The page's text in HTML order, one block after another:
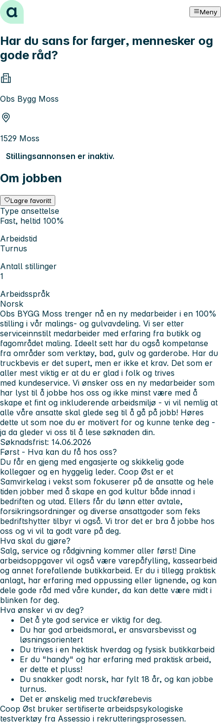
Hopp til innhold Meny
Har du sans for farger, mennesker og
gode råd?
Obs Bygg Moss
1529 Moss
Stillingsannonsen er inaktiv.
Om jobben
Lagre favoritt
Type ansettelse
Fast, heltid 100%
Arbeidstid
Turnus
Antall stillinger
1
Arbeidsspråk
Norsk
Obs BYGG Moss trenger nå en ny medarbeider i en 100%
stilling i vår malings- og gulvavdeling. Vi ser etter
serviceinnstilt medarbeider med erfaring fra butikk og
fagområdet maling. Ideelt sett har du også kompetanse
fra områder som verktøy, bad, gulv og garderobe. Har du
truckbevis er det supert, men er ikke et krav. Det som er
aller mest viktig er at du er glad i folk og trives
med kundeservice. Vi ønsker oss en ny medarbeider som
har lyst til å jobbe hos oss og ikke minst være med å
skape et fint og inkluderende arbeidsmiljø - vi vil nemlig at
alle våre ansatte skal glede seg til å gå på jobb! Høres
dette ut som noe du er motivert for og kunne tenke deg -
ja da gleder vi oss til å lese søknaden din.
Søknadsfrist: 14.06.2026
Først - Hva kan du få hos oss?
Du får en gjeng med engasjerte og skikkelig gode
kollegaer og en hyggelig leder. Coop Øst er et
Samvirkelag i vekst som fokuserer på de ansatte og hele
tiden jobber med å skape en god kultur både innad i
bedriften og utad. Ellers får du lønn etter avtale,
forsikringsordninger og diverse ansattgoder som feks
bedriftshytter tilbyr vi også. Vi tror det er bra å jobbe hos
oss og vi vil ta godt vare på deg.
Hva skal du gjøre?
Salg, service og rådgivning kommer aller først! Dine
arbeidsoppgaver vil også være varepåfylling, kassearbeid
og annet forefallende butikkarbeid. Er du i tillegg praktisk
anlagt, har erfaring med oppussing eller lignende, og kan
dele gode råd med våre kunder, da kan dette være midt i
blinken for deg.
Hva ønsker vi av deg?
Det å yte god service er viktig for deg.
Du har god arbeidsmoral, er ansvarsbevisst og
løsningsorientert
Du trives i en hektisk hverdag og fysisk butikkarbeid
Er du "handy" og har erfaring med praktisk arbeid,
er dette et pluss!
Du snakker godt norsk, har fylt 18 år, og kan jobbe
turnus.
Det er ønskelig med truckførebevis
Coop Øst bruker sertifiserte arbeidspsykologiske
testverktøy fra Assessio i rekrutteringsprosessen.